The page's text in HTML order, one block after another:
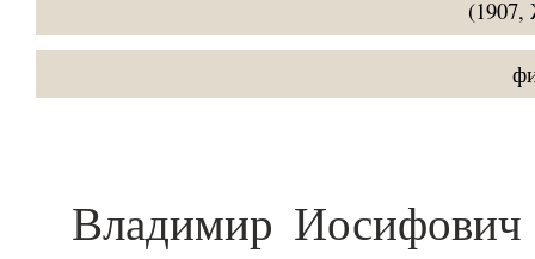
Владимир Иосифович